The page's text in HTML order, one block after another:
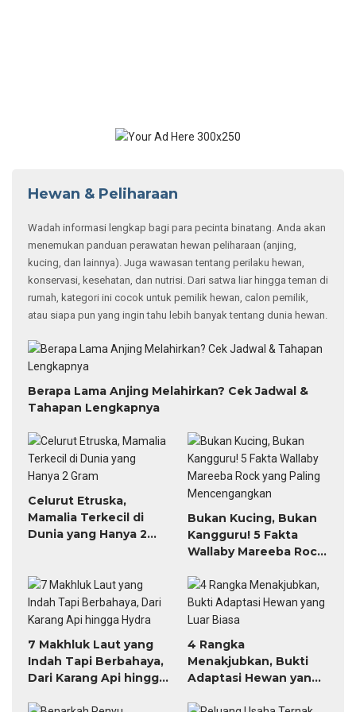
Hewan & Peliharaan
Wadah informasi lengkap bagi para pecinta binatang. Anda akan
menemukan panduan perawatan hewan peliharaan (anjing,
kucing, dan lainnya). Juga wawasan tentang perilaku hewan,
konservasi, kesehatan, dan nutrisi. Dari satwa liar hingga teman di
rumah, kategori ini cocok untuk pemilik hewan, calon pemilik,
atau siapa pun yang ingin tahu lebih banyak tentang dunia hewan.
Berapa Lama Anjing Melahirkan? Cek Jadwal &
Tahapan Lengkapnya
Celurut Etruska,
Mamalia Terkecil di
Dunia yang Hanya 2
Bukan Kucing, Bukan
Kangguru! 5 Fakta
Wallaby Mareeba Rock
Mencengangkan
7 Makhluk Laut yang
Indah Tapi Berbahaya,
Dari Karang Api hingga
4 Rangka
Menakjubkan, Bukti
Adaptasi Hewan yang